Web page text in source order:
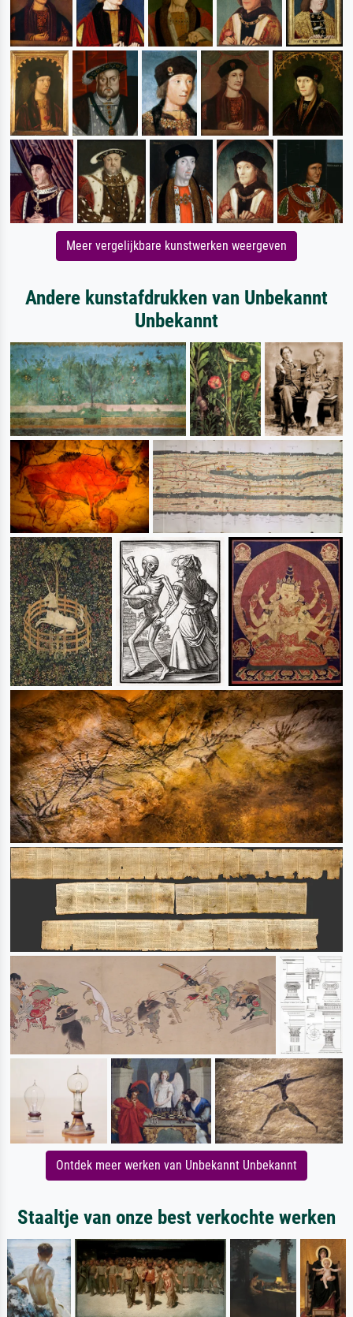
Meer vergelijkbare kunstwerken weergeven
Andere kunstafdrukken van Unbekannt
Unbekannt
Ontdek meer werken van Unbekannt Unbekannt
Staaltje van onze best verkochte werken